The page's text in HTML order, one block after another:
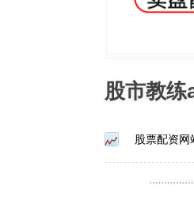
股市教
股票配资网